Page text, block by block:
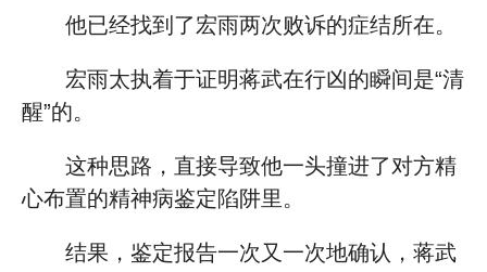
他已经找到了宏雨两次败诉的症结所在。
宏雨太执着于证明蒋武在行凶的瞬间是“清
醒”的。
这种思路，直接导致他一头撞进了对方精
心布置的精神病鉴定陷阱里。
结果，鉴定报告一次又一次地确认，蒋武